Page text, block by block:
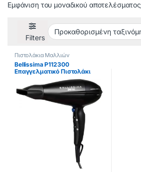
Εμφάνιση του μοναδικού αποτελέσματος
Filters
Πιστολάκια Μαλλιών
Bellissima P112300
Επαγγελματικό Πιστολάκι
Μαλλιών 2300W ΕΩΣ 12
ΔΟΣΕΙΣ